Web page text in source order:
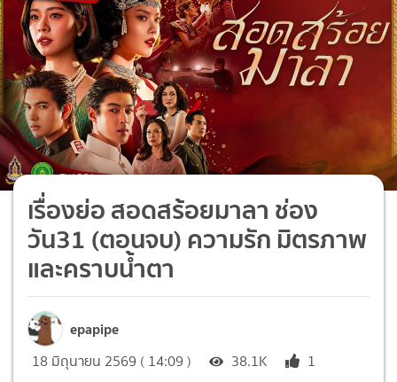
เรื่องย่อ สอดสร้อยมาลา ช่อง
วัน31 (ตอนจบ) ความรัก มิตรภาพ
และคราบน้ำตา
epapipe
18 มิถุนายน 2569 ( 14:09 ) 38.1K 1